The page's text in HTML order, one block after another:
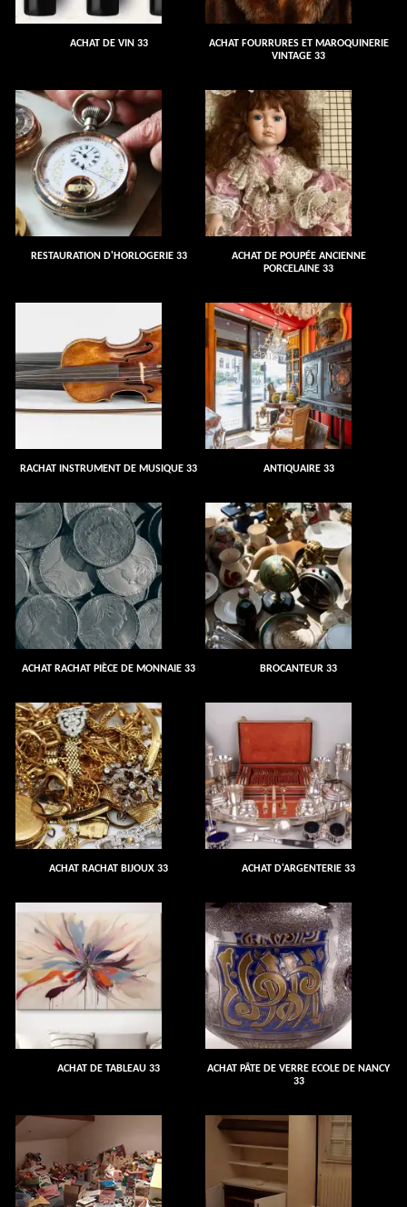
ACHAT DE VIN 33
ACHAT FOURRURES ET MAROQUINERIE
VINTAGE 33
RESTAURATION D'HORLOGERIE 33
ACHAT DE POUPÉE ANCIENNE
PORCELAINE 33
RACHAT INSTRUMENT DE MUSIQUE 33 ANTIQUAIRE 33
ACHAT RACHAT PIÈCE DE MONNAIE 33 BROCANTEUR 33
ACHAT RACHAT BIJOUX 33 ACHAT D'ARGENTERIE 33
ACHAT DE TABLEAU 33
ACHAT PÂTE DE VERRE ECOLE DE NANCY
33